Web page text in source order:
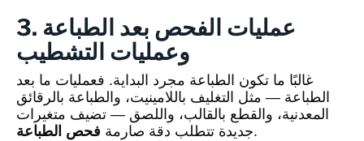
3. عمليات الفحص بعد الطباعة
وعمليات التشطيب
غالبًا ما تكون الطباعة مجرد البداية. فعمليات ما بعد
الطباعة — مثل التغليف باللامينيت، والطباعة بالرقائق
المعدنية، والقطع بالقالب، واللصق — تضيف متغيرات
جديدة تتطلب دقة صارمة فحص الطباعة .